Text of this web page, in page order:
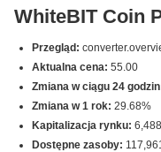
WhiteBIT Coin
Przegląd:
Aktualna cena: 55.00
Zmiana w ciągu 24
Zmiana w 1 rok: 29.68%
Kapitalizacja rynku:
Dostępne zasoby: